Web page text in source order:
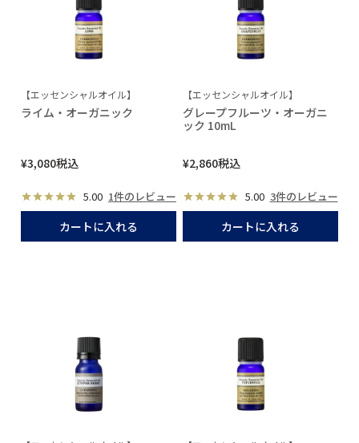
【エッセンシャルオイル】
ライム・オーガニック
¥3,080税込
5.00 1件のレビュー
カートに入れる
【エッセンシャルオイル】
グレープフルーツ・オーガニ
ック 10mL
¥2,860税込
5.00 3件のレビュー
カートに入れる